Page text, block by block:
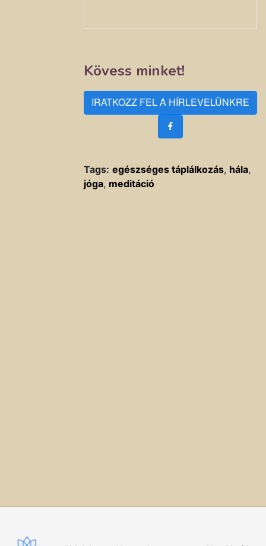
Kövess minket!
IRATKOZZ FEL A HÍRLEVELÜNKRE
Tags: egészséges táplálkozás, hála,
jóga, meditáció